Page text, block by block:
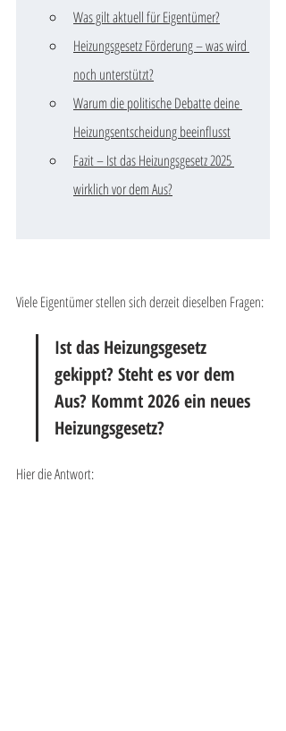
Was gilt aktuell für Eigentümer?
Heizungsgesetz Förderung – was wird
noch unterstützt?
Warum die politische Debatte deine
Heizungsentscheidung beeinflusst
Fazit – Ist das Heizungsgesetz 2025
wirklich vor dem Aus?
Viele Eigentümer stellen sich derzeit dieselben Fragen:
Ist das Heizungsgesetz
gekippt? Steht es vor dem
Aus? Kommt 2026 ein neues
Heizungsgesetz?
Hier die Antwort: